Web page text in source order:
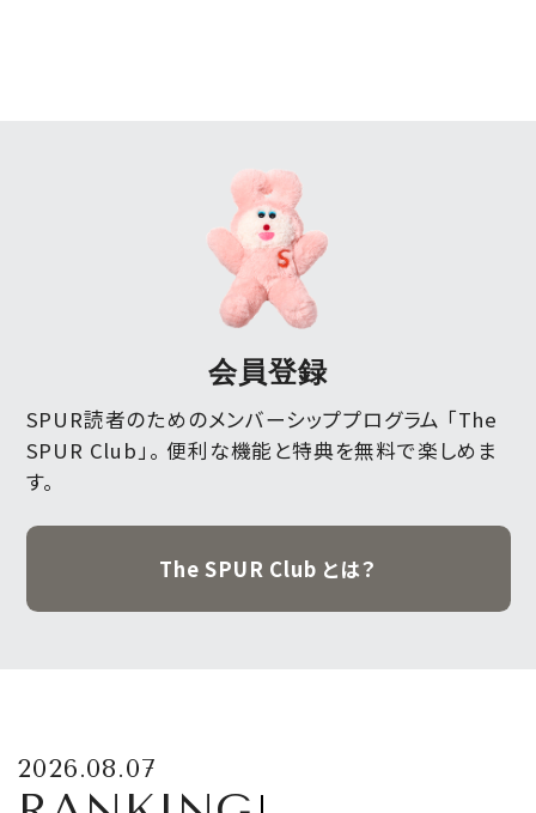
会員登録
SPUR読者のためのメンバーシッププログラム 「The
SPUR Club」。 便利な機能と特典を無料で楽しめま
す。
The SPUR Club とは？
2026.08.07